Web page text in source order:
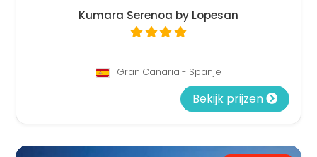
Kumara Serenoa by Lopesan
Gran Canaria - Spanje
Bekijk prijzen